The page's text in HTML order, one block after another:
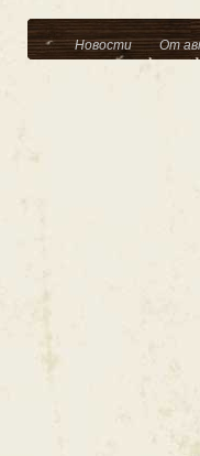
Новости От